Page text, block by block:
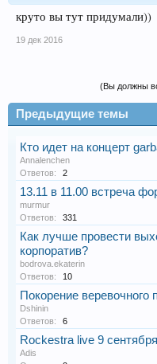
круто вы тут придумали))
19 дек 2016
(Вы должны
Предыдущие темы
Кто идет на концерт
Annalenchen
Ответов:
2
13.11 в 11.00 встреча
murmur
Ответов:
331
Как лучше провести
корпоратив?
bodrova.ekaterin
Ответов:
10
Покорение веревочного
Dshinin
Ответов:
6
Rockestra live 9
Adis